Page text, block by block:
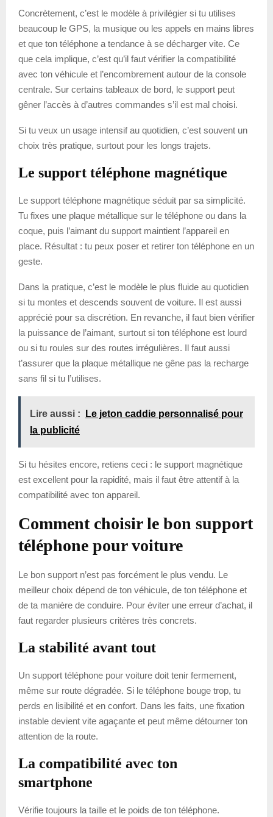
Concrètement, c’est le modèle à privilégier si tu utilises
beaucoup le GPS, la musique ou les appels en mains libres
et que ton téléphone a tendance à se décharger vite. Ce
que cela implique, c’est qu’il faut vérifier la compatibilité
avec ton véhicule et l’encombrement autour de la console
centrale. Sur certains tableaux de bord, le support peut
gêner l’accès à d’autres commandes s’il est mal choisi.
Si tu veux un usage intensif au quotidien, c’est souvent un
choix très pratique, surtout pour les longs trajets.
Le support téléphone magnétique
Le support téléphone magnétique séduit par sa simplicité.
Tu fixes une plaque métallique sur le téléphone ou dans la
coque, puis l’aimant du support maintient l’appareil en
place. Résultat : tu peux poser et retirer ton téléphone en un
geste.
Dans la pratique, c’est le modèle le plus fluide au quotidien
si tu montes et descends souvent de voiture. Il est aussi
apprécié pour sa discrétion. En revanche, il faut bien vérifier
la puissance de l’aimant, surtout si ton téléphone est lourd
ou si tu roules sur des routes irrégulières. Il faut aussi
t’assurer que la plaque métallique ne gêne pas la recharge
sans fil si tu l’utilises.
Lire aussi :
Le jeton caddie personnalisé pour
la publicité
Si tu hésites encore, retiens ceci : le support magnétique
est excellent pour la rapidité, mais il faut être attentif à la
compatibilité avec ton appareil.
Comment choisir le bon support
téléphone pour voiture
Le bon support n’est pas forcément le plus vendu. Le
meilleur choix dépend de ton véhicule, de ton téléphone et
de ta manière de conduire. Pour éviter une erreur d’achat, il
faut regarder plusieurs critères très concrets.
La stabilité avant tout
Un support téléphone pour voiture doit tenir fermement,
même sur route dégradée. Si le téléphone bouge trop, tu
perds en lisibilité et en confort. Dans les faits, une fixation
instable devient vite agaçante et peut même détourner ton
attention de la route.
La compatibilité avec ton
smartphone
Vérifie toujours la taille et le poids de ton téléphone.